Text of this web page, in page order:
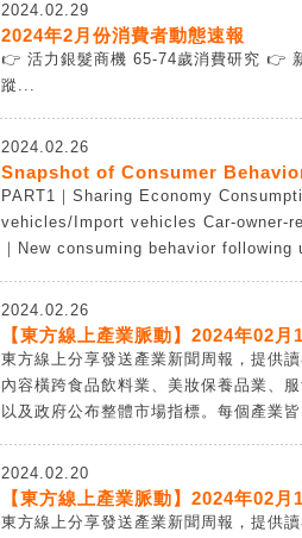
2024.02.29
2024年2月份消費者動態速報
👉 活力銀髮商機 65-74歲消費研究 👉
蹤...
2024.02.26
Snapshot of Consumer
PART1｜Sharing Economy
vehicles/Import vehicles Car-owner-
｜New consuming behavior following
2024.02.26
【東方線上產業脈動】2024年02
東方線上分享發送產業新聞周報，提供
內容橫跨食品飲料業、美妝保養品業、
以及政府公布整體市場指標。每個產業
2024.02.20
【東方線上產業脈動】2024年02
東方線上分享發送產業新聞周報，提供